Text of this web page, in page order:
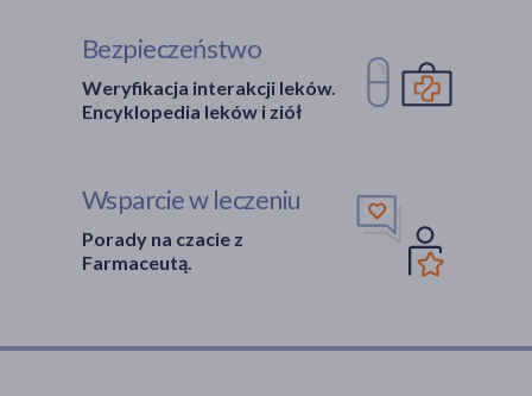
Bezpieczeństwo
Weryfikacja interakcji leków.
Encyklopedia leków i ziół
Wsparcie w leczeniu
Porady na czacie z
Farmaceutą.